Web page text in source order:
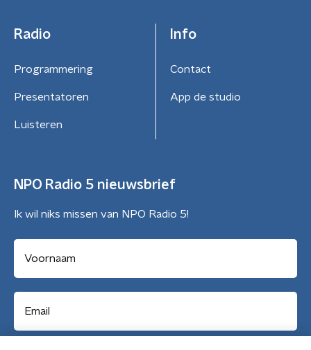
Radio
Programmering
Presentatoren
Luisteren
Info
Contact
App de studio
NPO Radio 5 nieuwsbrief
Ik wil niks missen van NPO Radio 5!